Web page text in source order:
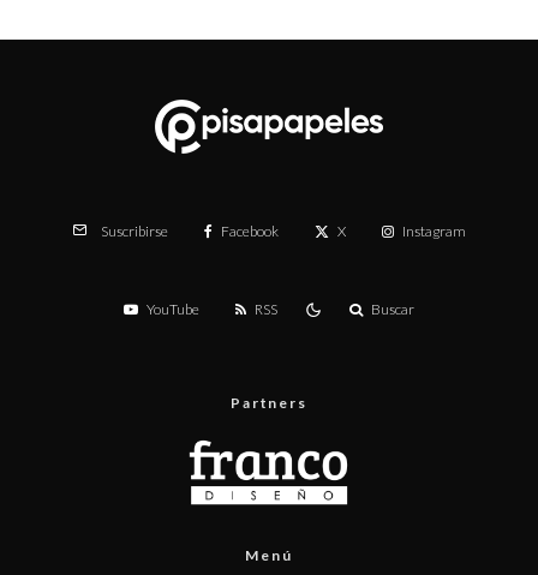
Suscribirse Facebook X Instagram
YouTube RSS Buscar
Partners
Menú